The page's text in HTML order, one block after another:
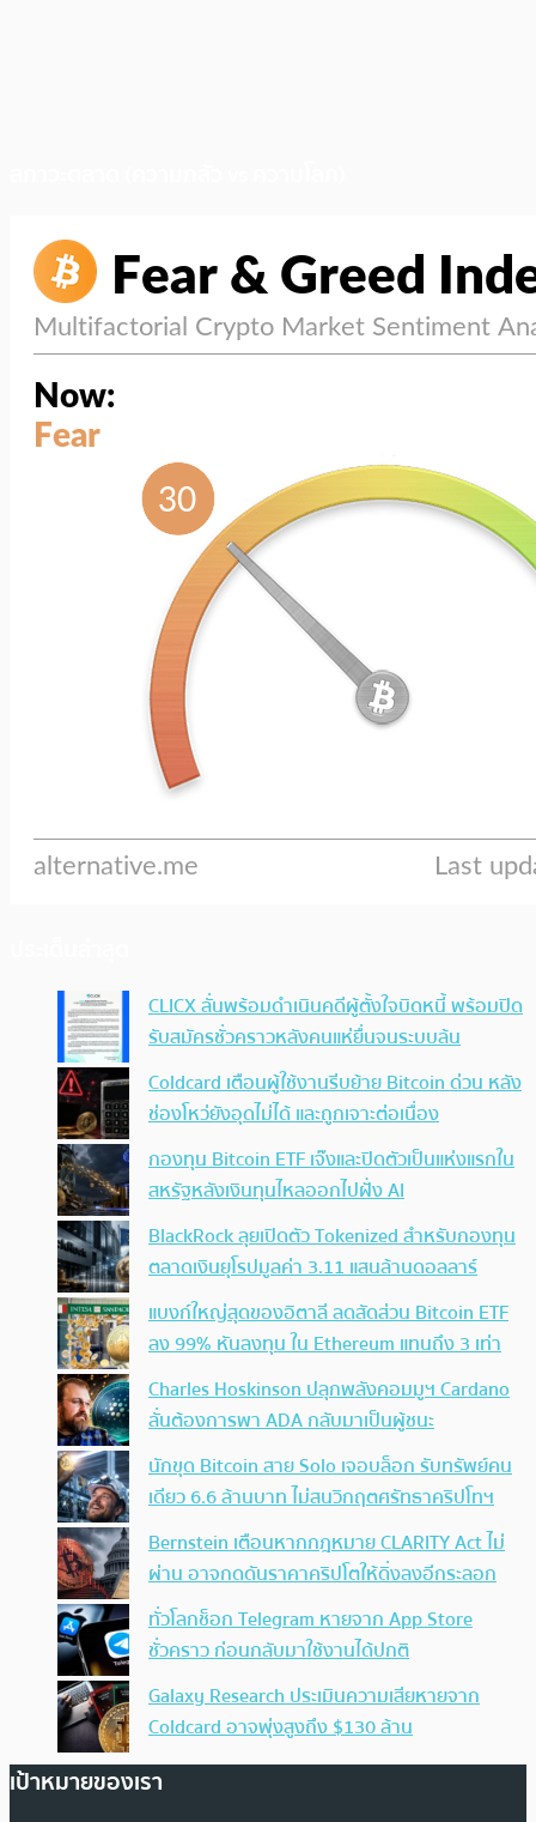
CLICX ลั่นพร้อมดำเนินคดีผู้ตั้งใจบิดหนี้ พร้อมปิด
รับสมัครชั่วคราวหลังคนแห่ยื่นจนระบบล้น
Coldcard เตือนผู้ใช้งานรีบย้าย Bitcoin ด่วน หลัง
ช่องโหว่ยังอุดไม่ได้ และถูกเจาะต่อเนื่อง
กองทุน Bitcoin ETF เจ๊งและปิดตัวเป็นแห่งแรกใน
สหรัฐหลังเงินทุนไหลออกไปฝั่ง AI
BlackRock ลุยเปิดตัว Tokenized สำหรับกองทุน
ตลาดเงินยุโรปมูลค่า 3.11 แสนล้านดอลลาร์
แบงก์ใหญ่สุดของอิตาลี ลดสัดส่วน Bitcoin ETF
ลง 99% หันลงทุน ใน Ethereum แทนถึง 3 เท่า
Charles Hoskinson ปลุกพลังคอมมูฯ Cardano
ลั่นต้องการพา ADA กลับมาเป็นผู้ชนะ
นักขุด Bitcoin สาย Solo เจอบล็อก รับทรัพย์คน
เดียว 6.6 ล้านบาท ไม่สนวิกฤตศรัทธาคริปโทฯ
Bernstein เตือนหากกฎหมาย CLARITY Act ไม่
ผ่าน อาจกดดันราคาคริปโตให้ดิ่งลงอีกระลอก
ทั่วโลกช็อก Telegram หายจาก App Store
ชั่วคราว ก่อนกลับมาใช้งานได้ปกติ
Galaxy Research ประเมินความเสียหายจาก
Coldcard อาจพุ่งสูงถึง $130 ล้าน
เป้าหมายของเรา